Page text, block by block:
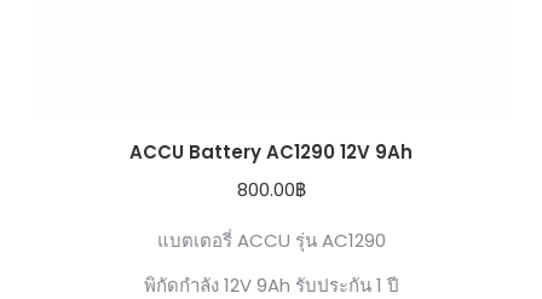
ACCU Battery AC1290 12V 9Ah
800.00฿
แบตเตอรี่ ACCU รุ่น AC1290
พิกัดกำลัง 12V 9Ah รับประกัน 1 ปี